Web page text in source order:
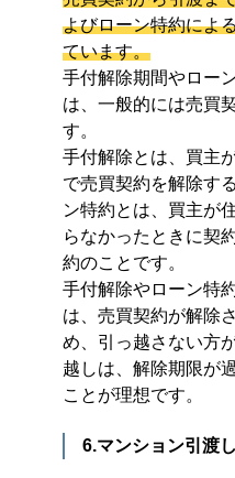
よびローン特約によ
ています。
手付解除期間やロー
は、一般的には売買
す。
手付解除とは、買主
で売買契約を解除す
ン特約とは、買主が
らなかったときに契
約のことです。
手付解除やローン特
は、売買契約が解除
め、引っ越さない方
越しは、解除期限が
ことが理想です。
6.マンション引渡